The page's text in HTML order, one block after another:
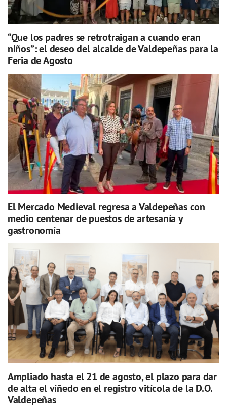
“Que los padres se retrotraigan a cuando eran
niños”: el deseo del alcalde de Valdepeñas para la
Feria de Agosto
El Mercado Medieval regresa a Valdepeñas con
medio centenar de puestos de artesanía y
gastronomía
Ampliado hasta el 21 de agosto, el plazo para dar
de alta el viñedo en el registro vitícola de la D.O.
Valdepeñas